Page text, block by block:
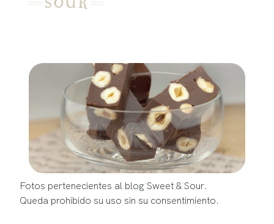
Fotos pertenecientes al blog Sweet & Sour.
Queda prohibido su uso sin su consentimiento.